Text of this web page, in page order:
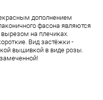
дополнением
фасона являются
на плечиках.
Вид застёжки -
вышивкой в виде розы.